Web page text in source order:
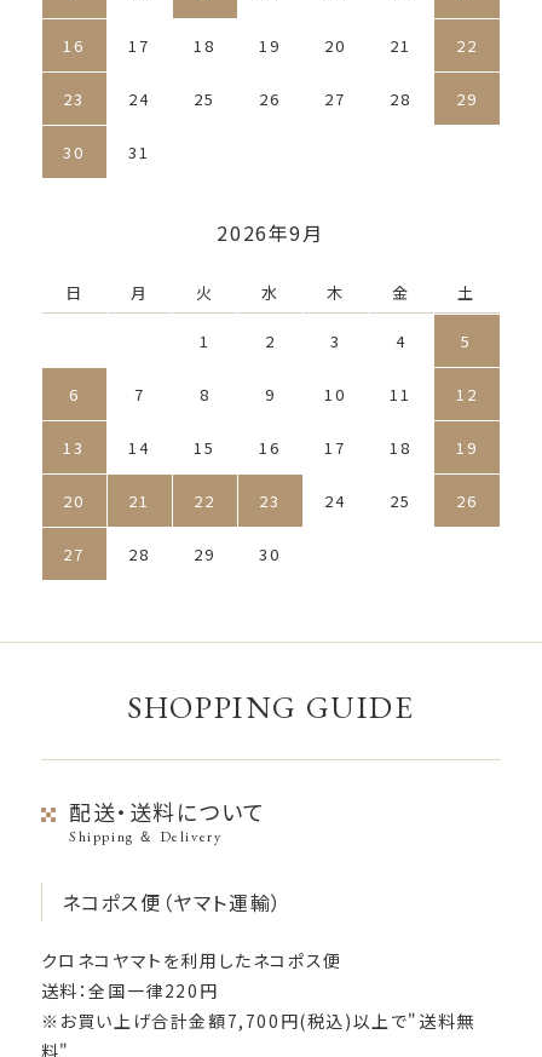
16 17 18 19 20 21 22
23 24 25 26 27 28 29
30 31
2026年9月
日 月 火 水 木 金 土
1 2 3 4 5
6 7 8 9 10 11 12
13 14 15 16 17 18 19
20 21 22 23 24 25 26
27 28 29 30
SHOPPING GUIDE
配送・送料について
Shipping ＆ Delivery
ネコポス便（ヤマト運輸）
クロネコヤマトを利用したネコポス便
送料：全国一律220円
※お買い上げ合計金額7,700円(税込)以上で"送料無
料"